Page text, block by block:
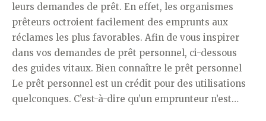
leurs demandes de prêt. En effet, les organismes
prêteurs octroient facilement des emprunts aux
réclames les plus favorables. Afin de vous inspirer
dans vos demandes de prêt personnel, ci-dessous
des guides vitaux. Bien connaître le prêt personnel
Le prêt personnel est un crédit pour des utilisations
quelconques. C’est-à-dire qu’un emprunteur n’est…